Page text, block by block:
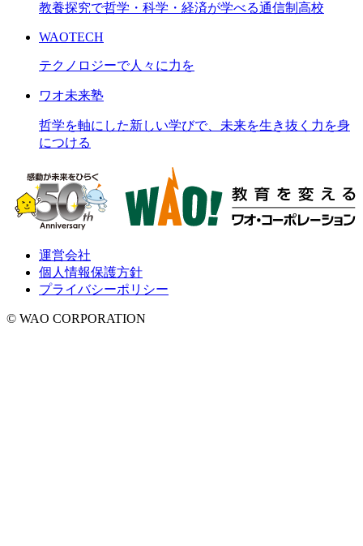
教養探究で哲学・科学・経済が学べる通信制高校
WAOTECH
テクノロジーで人々に力を
ワオ未来塾
哲学を軸にした新しい学びで、未来を生き抜く力を身
につける
運営会社
個人情報保護方針
プライバシーポリシー
© WAO CORPORATION